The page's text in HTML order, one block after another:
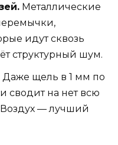
Металлические
идут сквозь
структурный шум.
Даже щель в 1 мм по
сводит на нет всю
— лучший